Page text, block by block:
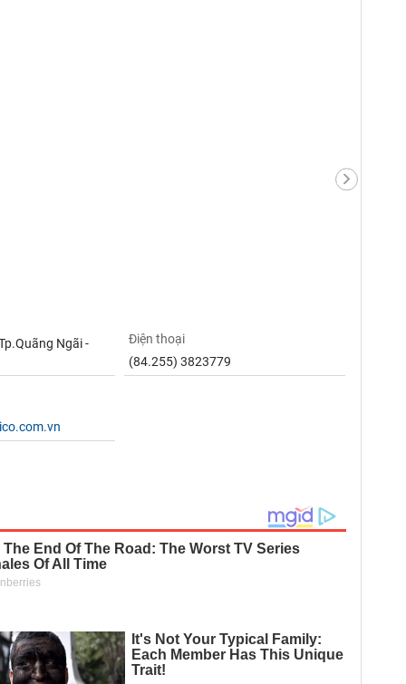
Ngãi -
Điện thoại
(84.255) 3823779